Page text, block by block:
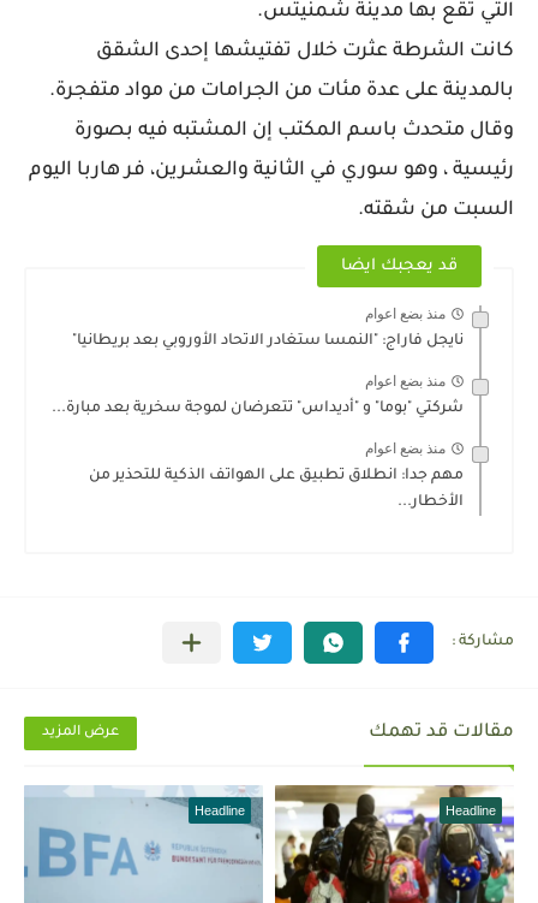
التي تقع بها مدينة شمنيتس.
كانت الشرطة عثرت خلال تفتيشها إحدى الشقق
بالمدينة على عدة مئات من الجرامات من مواد متفجرة.
وقال متحدث باسم المكتب إن المشتبه فيه بصورة
رئيسية ، وهو سوري في الثانية والعشرين، فر هاربا اليوم
السبت من شقته.
قد يعجبك ايضا
منذ بضع اعوام
نايجل فاراج: "النمسا ستغادر الاتحاد الأوروبي بعد بريطانيا"
منذ بضع اعوام
شركتي "بوما" و "أديداس" تتعرضان لموجة سخرية بعد مبارة...
منذ بضع اعوام
مهم جدا: انطلاق تطبيق على الهواتف الذكية للتحذير من
الأخطار...
مقالات قد تهمك عرض المزيد
Headline
Headline